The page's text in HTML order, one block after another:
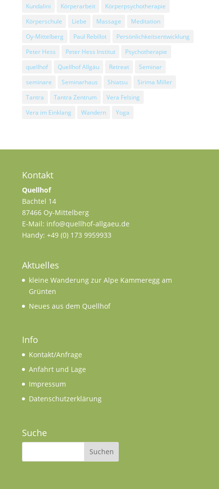
Kundalini
Körperarbeit
Körperpsychotherapie
Körperschule
Liebe Massage
Meditation
Oy-Mittelberg
Paul Rebillot
Persönlichkeitsentwicklung
Peter Hess
Peter Hess Institut
Psychotherapie
quellhof
Quellhof Allgäu Retreat
Seminar
seminare
Seminarhaus Shiatsu
Sirima Miller
Tantra
Tantra Zentrum
Vera Felsing
Vera im Einklang
Wandern Yoga
Kontakt
Quellhof
Bachtel 14
87466 Oy-Mittelberg
E-Mail: info@quellhof-allgaeu.de
Handy: +49 (0) 173 9959933
Aktuelles
kleine Wanderung zur Alpe Kammeregg am
Grünten
Neues aus dem Quellhof
Info
Kontakt/Anfrage
Anfahrt und Lage
Impressum
Datenschutzerklärung
Suche